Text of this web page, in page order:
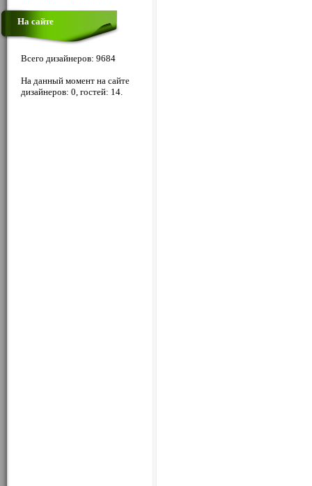
На сайте
Всего дизайнеров: 9684
На данный момент на сайте
дизайнеров: 0, гостей: 14.